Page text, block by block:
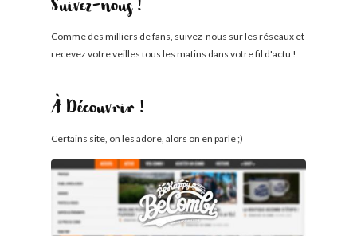
Suivez-nous !
Comme des milliers de fans, suivez-nous sur les réseaux et
recevez votre veilles tous les matins dans votre fil d'actu !
À Découvrir !
Certains site, on les adore, alors on en parle ;)